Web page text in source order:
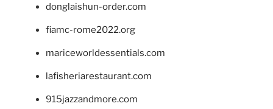
donglaishun-order.com
fiamc-rome2022.org
mariceworldessentials.com
lafisheriarestaurant.com
915jazzandmore.com